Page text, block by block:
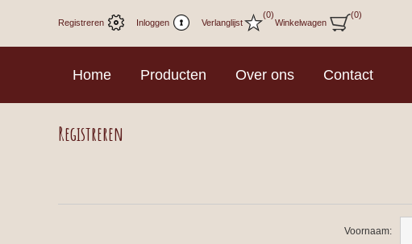
Registreren Inloggen Verlanglijst
(0)
Winkelwagen
(0)
Home Producten Over ons Contact
Registreren
Voornaam: